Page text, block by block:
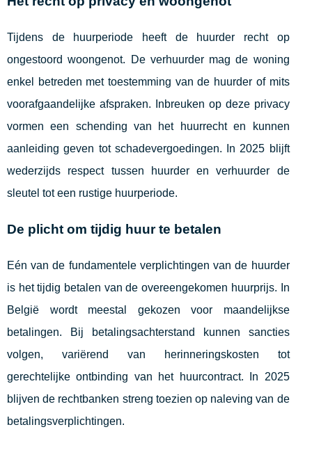
Tijdens de huurperiode heeft de huurder recht op
ongestoord woongenot. De verhuurder mag de woning
enkel betreden met toestemming van de huurder of mits
voorafgaandelijke afspraken. Inbreuken op deze privacy
vormen een schending van het huurrecht en kunnen
aanleiding geven tot schadevergoedingen. In 2025 blijft
wederzijds respect tussen huurder en verhuurder de
sleutel tot een rustige huurperiode.
De plicht om tijdig huur te betalen
Eén van de fundamentele verplichtingen van de huurder
is het tijdig betalen van de overeengekomen huurprijs. In
België wordt meestal gekozen voor maandelijkse
betalingen. Bij betalingsachterstand kunnen sancties
volgen, variërend van herinneringskosten tot
gerechtelijke ontbinding van het huurcontract. In 2025
blijven de rechtbanken streng toezien op naleving van de
betalingsverplichtingen.